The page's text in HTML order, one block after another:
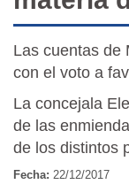
Las cuentas de
con el voto a
La concejala
de las
de los distintos
Fecha: 22/12/2017